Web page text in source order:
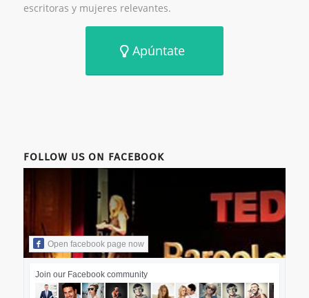
escritoras y mujeres relevantes.
Apúntate
FOLLOW US ON FACEBOOK
Open facebook page now
Join our Facebook community